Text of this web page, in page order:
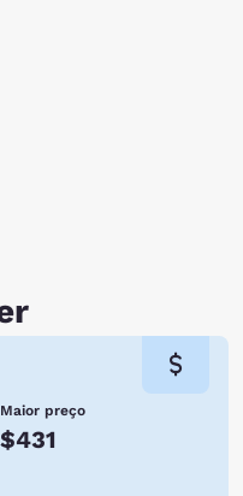
Maior preço
$431